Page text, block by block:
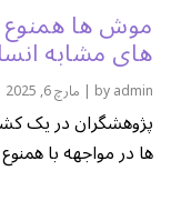
موش ها
های مشابه
byadmin
| مارچ 6, 2025
پژوهشگران در یک
ها در مواجهه با